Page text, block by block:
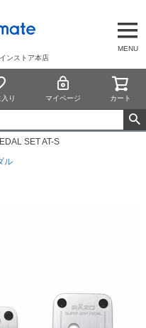
MENU
ンストア本店
り マイページ カート
SET AT-S
ル